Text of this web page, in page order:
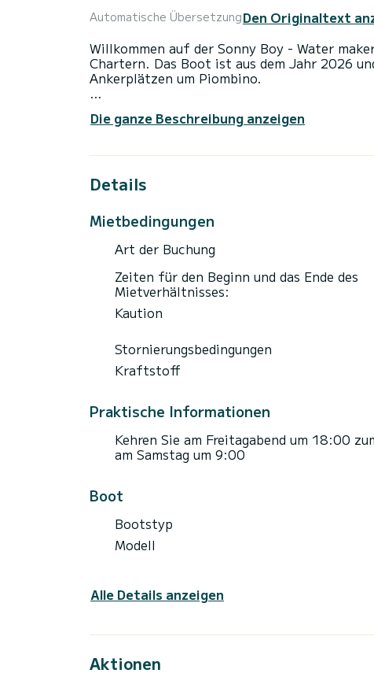
Automatische ÜbersetzungDen Originaltext
Willkommen auf der Sonny Boy - Water
Chartern. Das Boot ist aus dem Jahr 2026
Ankerplätzen um Piombino.
Gesamtlänge von 13 Metern wird es Ihr
Dusche
Dieses Boot ist mit einem Durchgelattetes
ist unter anderem mit folgender Ausrüstung
Deckdusche, Solar-Panel,
Bitte fordern Sie Ihr Angebot direkt über
Die ganze Beschreibung anzeigen
Details
Mietbedingungen
Art der Buchung
Zeiten für den Beginn und das Ende des
Mietverhältnisses:
Kaution
Stornierungsbedingungen
Kraftstoff
Praktische Informationen
Kehren Sie am Freitagabend um 18:00
am Samstag um 9:00
Boot
Bootstyp
Modell
Alle Details anzeigen
Aktionen